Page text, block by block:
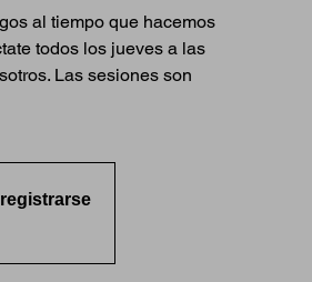
al tiempo que hacemos
todos los jueves a las
Las sesiones son